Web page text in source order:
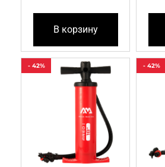
В корзину
- 42%
Первоначальная
цена
составляла
415 ₽.
Текущая
цена:
- 42%